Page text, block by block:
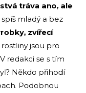
tráva ano, ale
mladý a bez
zvířecí
jsou pro
redakci se s tím
Někdo přihodí
Podobnou